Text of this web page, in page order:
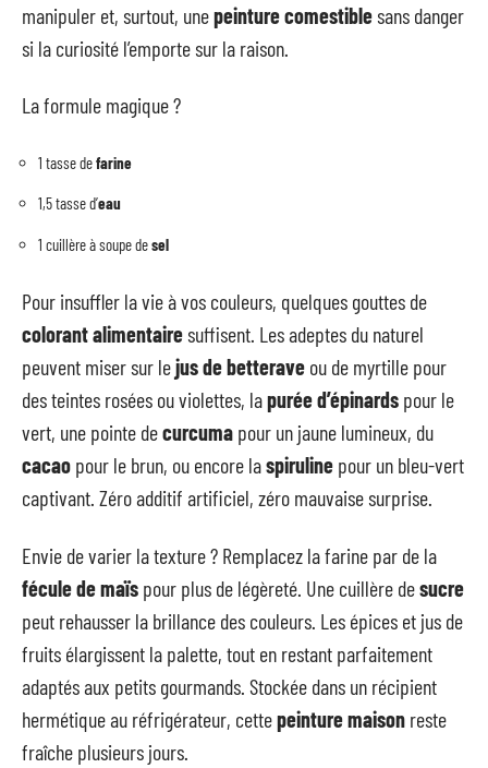
manipuler et, surtout, unepeinture comestiblesans danger
si la curiosité l’emporte sur la raison.
La formule magique ?
1 tasse defarine
1,5 tasse d’eau
1 cuillère à soupe desel
Pour insuffler la vie à vos couleurs, quelques gouttes de
colorant alimentairesuffisent. Les adeptes du naturel
peuvent miser sur lejus de betterave ou de myrtille pour
des teintes rosées ou violettes, lapurée d’épinards pour le
vert, une pointe decurcuma pour un jaune lumineux, du
cacao pour le brun, ou encore laspiruline pour un bleu-vert
captivant. Zéro additif artificiel, zéro mauvaise surprise.
Envie de varier la texture ? Remplacez la farine par de la
fécule de maïs pour plus de légèreté. Une cuillère desucre
peut rehausser la brillance des couleurs. Les épices et jus de
fruits élargissent la palette, tout en restant parfaitement
adaptés aux petits gourmands. Stockée dans un récipient
hermétique au réfrigérateur, cettepeinture maison reste
fraîche plusieurs jours.